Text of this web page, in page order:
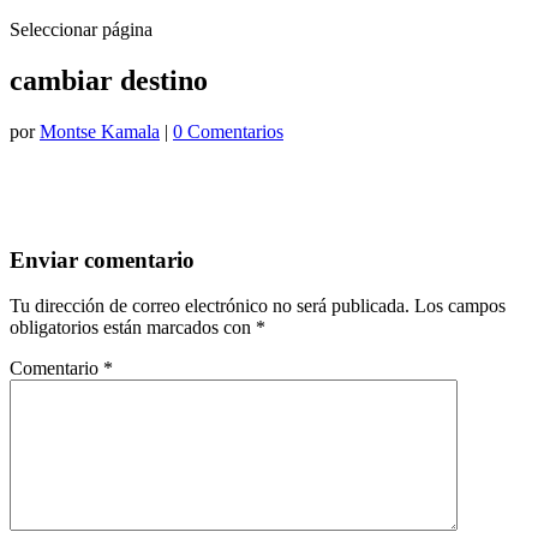
Seleccionar página
cambiar destino
porMontse Kamala | 0 Comentarios
Enviar comentario
Tu dirección de correo electrónico no será publicada. Los campos
obligatorios están marcados con *
Comentario *